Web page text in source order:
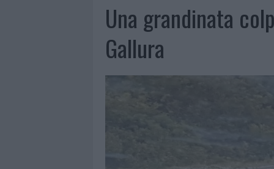
Una grandinata
Gallura